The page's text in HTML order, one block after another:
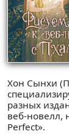
Хон Сынхи
разных
веб-новелл,
Perfect».